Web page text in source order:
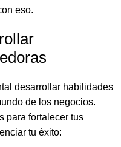
eso.
desarrollar habilidades
de los negocios.
para fortalecer tus
tu éxito: